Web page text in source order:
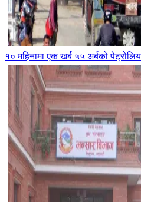
१० महिनामा एक खर्ब ५५ अर्बको